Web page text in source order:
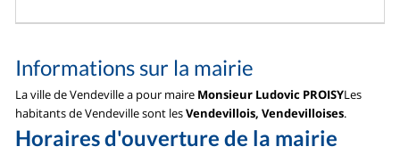
Informations sur la mairie
La ville de Vendeville a pour maire Monsieur Ludovic PROISYLes
habitants de Vendeville sont lesVendevillois, Vendevilloises.
Horaires d'ouverture de la mairie